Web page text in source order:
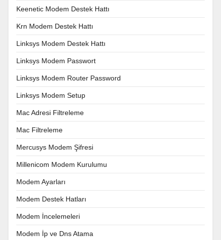
Keenetic Modem Destek Hattı
Krn Modem Destek Hattı
Linksys Modem Destek Hattı
Linksys Modem Passwort
Linksys Modem Router Password
Linksys Modem Setup
Mac Adresi Filtreleme
Mac Filtreleme
Mercusys Modem Şifresi
Millenicom Modem Kurulumu
Modem Ayarları
Modem Destek Hatları
Modem İncelemeleri
Modem İp ve Dns Atama